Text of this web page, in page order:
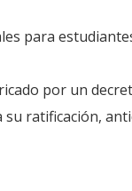
para
por un
ratificación,